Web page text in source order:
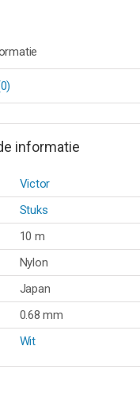
informatie
Victor
Stuks
10 m
Nylon
Japan
0.68 mm
Wit